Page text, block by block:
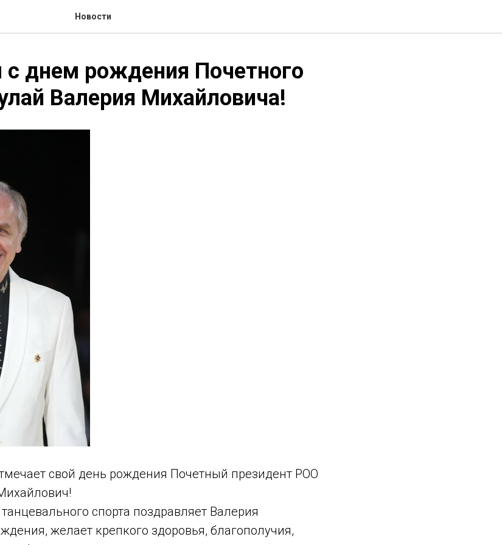
Новости
днем рождения Почетного
Валерия Михайловича!
свой день рождения Почетный президент РОО
спорта поздравляет Валерия
желает крепкого здоровья, благополучия,